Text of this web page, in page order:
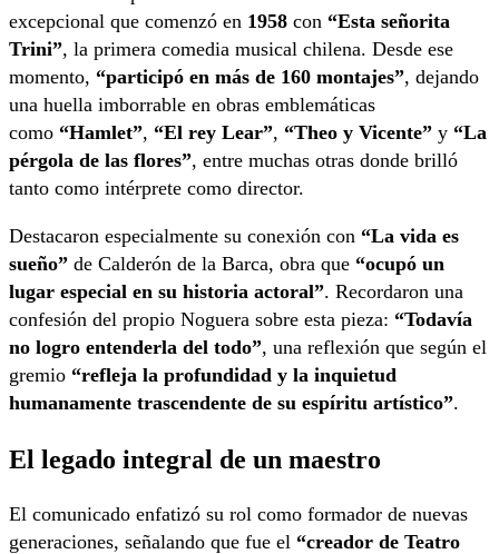
excepcional que comenzó en 1958 con “Esta señorita
Trini”, la primera comedia musical chilena. Desde ese
momento, “participó en más de 160 montajes”, dejando
una huella imborrable en obras emblemáticas
como “Hamlet”, “El rey Lear”, “Theo y Vicente” y “La
pérgola de las flores”, entre muchas otras donde brilló
tanto como intérprete como director.
Destacaron especialmente su conexión con “La vida es
sueño” de Calderón de la Barca, obra que “ocupó un
lugar especial en su historia actoral”. Recordaron una
confesión del propio Noguera sobre esta pieza: “Todavía
no logro entenderla del todo”, una reflexión que según el
gremio “refleja la profundidad y la inquietud
humanamente trascendente de su espíritu artístico”.
El legado integral de un maestro
El comunicado enfatizó su rol como formador de nuevas
generaciones, señalando que fue el “creador de Teatro